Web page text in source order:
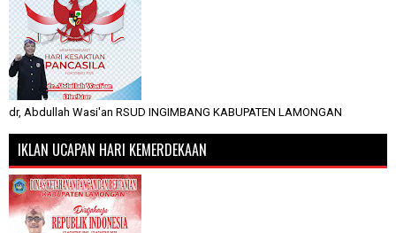
dr, Abdullah Wasi'an RSUD INGIMBANG KABUPATEN LAMONGAN
IKLAN UCAPAN HARI KEMERDEKAAN